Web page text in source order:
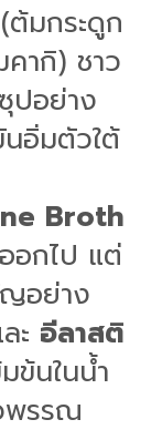
(ต้มกระดูก
ากิ) ชาว
ปอย่าง
อิ่มตัวใต้
Broth
อกไป แต่
อย่าง
ะ อีลาสติ
ข้นในน้ำ
พรรณ